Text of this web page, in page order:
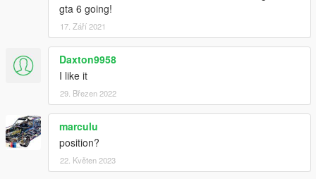
gta 6 going!
17. Září 2021
Daxton9958
I like it
29. Březen 2022
marculu
position?
22. Květen 2023